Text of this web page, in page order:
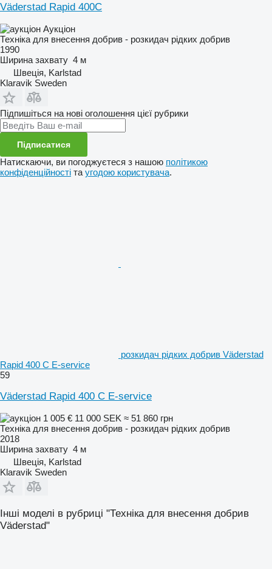
Väderstad Rapid 400C
Аукціон
Техніка для внесення добрив - розкидач рідких добрив
1990
Ширина захвату 4 м
Швеція, Karlstad
Klaravik Sweden
Підпишіться на нові оголошення цієї рубрики
Підписатися
Натискаючи, ви погоджуєтеся з нашою політикою
конфіденційності та угодою користувача.
розкидач рідких добрив Väderstad
Rapid 400 C E-service
59
Väderstad Rapid 400 C E-service
1 005 € 11 000 SEK ≈ 51 860 грн
Техніка для внесення добрив - розкидач рідких добрив
2018
Ширина захвату 4 м
Швеція, Karlstad
Klaravik Sweden
Інші моделі в рубриці "Техніка для внесення добрив
Väderstad"